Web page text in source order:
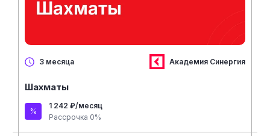
3 месяца Академия Синергия
Шахматы
1 242 ₽/месяц
Рассрочка 0%